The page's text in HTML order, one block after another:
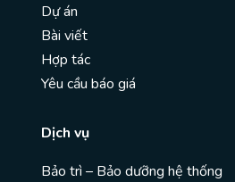
Dự án
Bài viết
Hợp tác
Yêu cầu báo giá
Dịch vụ
Bảo trì – Bảo dưỡng hệ thống